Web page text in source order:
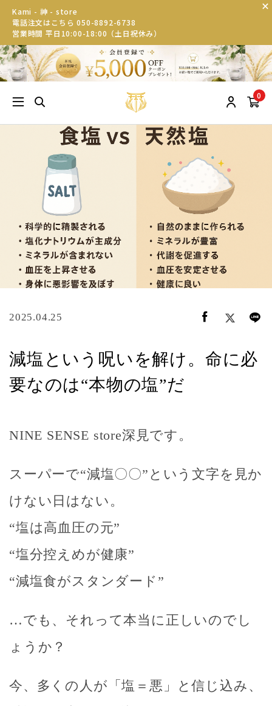
Kami - 神 - store
電話注文はこちら 050-8892-6738
営業時間 平日10:00-18:00（土日祝休み）
0
2025.04.25
減塩という呪いを解け。命に必
要なのは“本物の塩”だ
NINE SENSE store深見です。
スーパーで“減塩〇〇”という文字を見か
けない日はない。
“塩は高血圧の元”
“塩分控えめが健康”
“減塩食がスタンダード”
…でも、それって本当に正しいのでし
ょうか？
今、多くの人が「塩＝悪」と信じ込み、